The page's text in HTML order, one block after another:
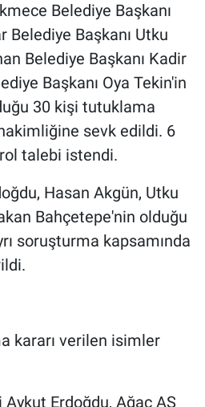
Belediye Başkanı
Belediye Başkanı Utku
Belediye Başkanı Kadir
Başkanı Oya Tekin'in
30 kişi tutuklama
sevk edildi. 6
talebi istendi.
Hasan Akgün, Utku
Bahçetepe'nin olduğu
soruşturma kapsamında
kararı verilen isimler
Erdoğdu, Ağaç AŞ